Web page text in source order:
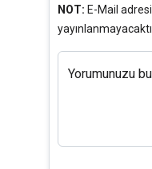
NOT: E-Mail
Yorumunuzu